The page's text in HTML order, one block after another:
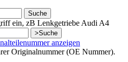
Suche
ein, zB Lenkgetriebe Audi A4
>Suche
anzeigen
Originalnummer (OE Nummer).